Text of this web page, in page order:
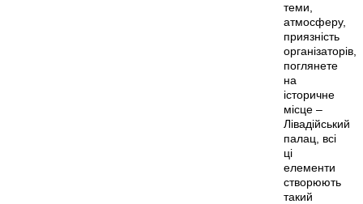
теми,
атмосферу,
приязність
організаторів,
поглянете
на
історичне
місце –
Лівадійський
палац, всі
ці
елементи
створюють
такий